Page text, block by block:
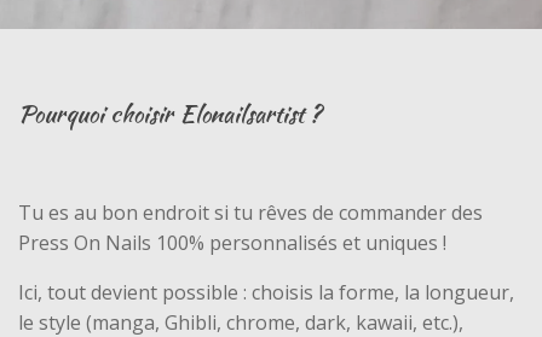
Pourquoi choisir Elonailsartist ?
Tu es au bon endroit si tu rêves de commander des
Press On Nails 100% personnalisés et uniques !
Ici, tout devient possible : choisis la forme, la longueur,
le style (manga, Ghibli, chrome, dark, kawaii, etc.),